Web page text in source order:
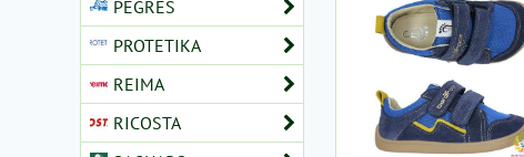
PEGRES
PROTETIKA
REIMA
RICOSTA